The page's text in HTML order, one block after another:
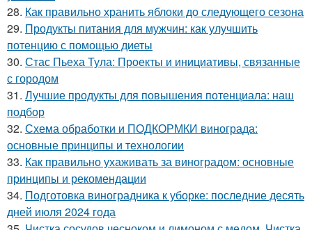
28. Как правильно хранить яблоки до следующего сезона
29. Продукты питания для мужчин: как улучшить
потенцию с помощью диеты
30. Стас Пьеха Тула: Проекты и инициативы, связанные
с городом
31. Лучшие продукты для повышения потенциала: наш
подбор
32. Схема обработки и ПОДКОРМКИ винограда:
основные принципы и технологии
33. Как правильно ухаживать за виноградом: основные
принципы и рекомендации
34. Подготовка виноградника к уборке: последние десять
дней июля 2024 года